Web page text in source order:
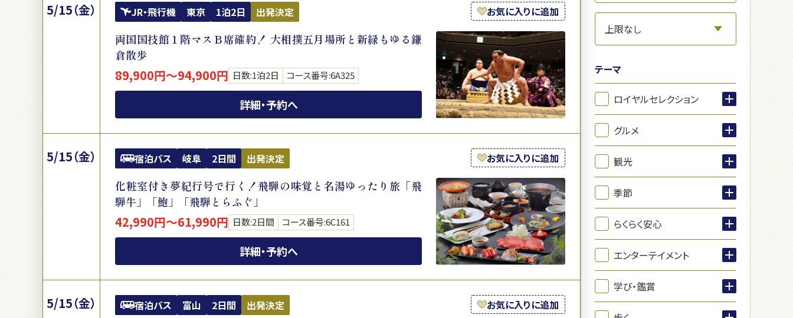
5/15（金） JR・飛行機 東京 1泊2日 出発決定 お気に入りに追加
両国国技館１階マスＢ席確約！ 大相撲五月場所と新緑もゆる鎌
倉散歩
89,900円～94,900円 日数:1泊2日 コース番号:6A325
詳細・予約へ
5/15（金） 宿泊バス 岐阜 2日間 出発決定 お気に入りに追加
化粧室付き夢紀行号で行く！飛騨の味覚と名湯ゆったり旅「飛
騨牛」「鮑」「飛騨とらふぐ」
42,990円～61,990円 日数:2日間 コース番号:6C161
詳細・予約へ
5/15（金） 宿泊バス 富山 2日間 出発決定 お気に入りに追加
テーマ
ロイヤルセレクション
グルメ
観光
季節
らくらく安心
エンターテイメント
学び・鑑賞